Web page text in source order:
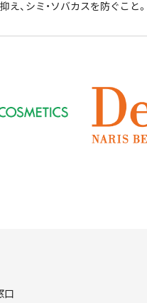
、シミ・ソバカスを防ぐこと。
口